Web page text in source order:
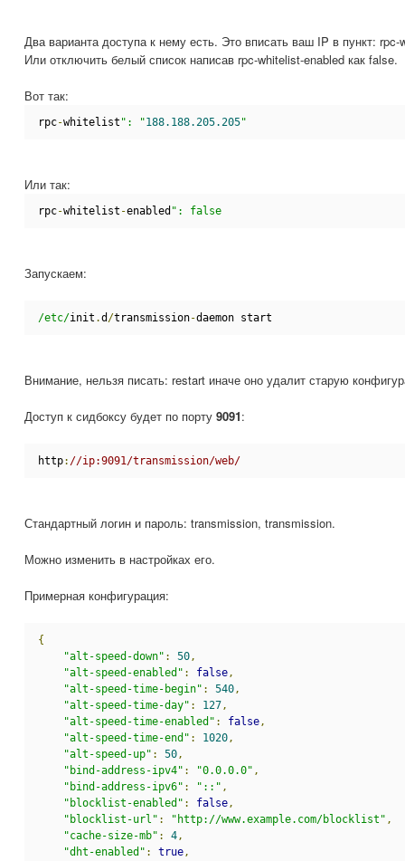
Два варианта доступа к нему есть. Это вписать ваш IP в пункт: rpc-
Или отключить белый список написав rpc-whitelist-enabled как false.
Вот так:
rpc-whitelist ": "188.188.205.205"
Или так:
rpc-whitelist -enabled ": false
Запускаем:
/etc/init .d /transmission-daemon start
Внимание, нельзя писать: restart иначе оно удалит старую
Доступ к сидбоксу будет по порту 9091:
http: //ip:9091/transmission/web/
Стандартный логин и пароль: transmission, transmission.
Можно изменить в настройках его.
Примерная конфигурация:
{
"alt-speed-down" : 50,
"alt-speed-enabled" : false,
"alt-speed-time-begin" : 540,
"alt-speed-time-day" : 127,
"alt-speed-time-enabled" : false,
"alt-speed-time-end" : 1020,
"alt-speed-up" : 50,
"bind-address-ipv4" : "0.0.0.0" ,
"bind-address-ipv6" : "::" ,
"blocklist-enabled" : false,
"blocklist-url" : "http://www.example.com/blocklist" ,
"cache-size-mb" : 4,
"dht-enabled" : true,